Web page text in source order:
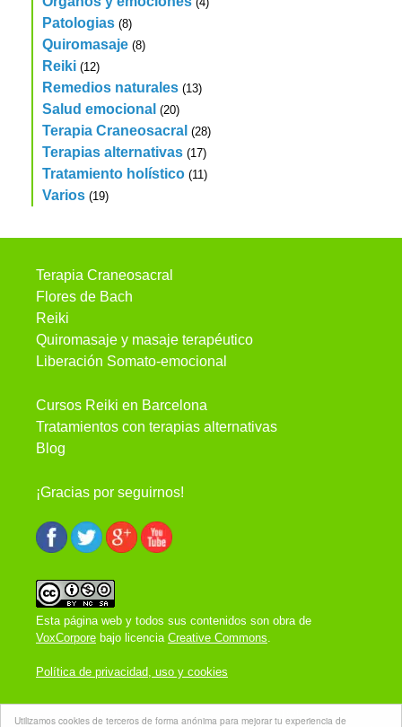
Utilizamos cookies de terceros de forma anónima para mejorar tu experiencia de
Patologias (8)
Quiromasaje (8)
Reiki (12)
Remedios naturales (13)
Salud emocional (20)
Terapia Craneosacral (28)
Terapias alternativas (17)
Tratamiento holístico (11)
Varios (19)
Terapia Craneosacral
Flores de Bach
Reiki
Quiromasaje y masaje terapéutico
Liberación Somato-emocional
Cursos Reiki en Barcelona
Tratamientos con terapias alternativas
Blog
¡Gracias por seguirnos!
Esta página web y todos sus contenidos son obra de
VoxCorpore bajo licencia Creative Commons.
Política de privacidad, uso y cookies